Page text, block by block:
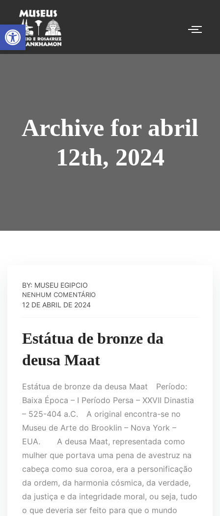
Archive for abril
12th, 2024
BY: MUSEU EGIPCIO
NENHUM COMENTÁRIO
12 DE ABRIL DE 2024
Estátua de bronze da
deusa Maat
Estátua de bronze da deusa Maat⠀ Período:
Baixa Época – I Período Persa – XXVII Dinastia
– 525-404 a.C.⠀ A original encontra-se no
Museu de Arte do Brooklin – Nova York –
EUA.⠀ ⠀ A deusa Maat, representada como
mulher que portava uma pena de avestruz na
cabeça como sua coroa, era a personificação
da ordem, da harmonia cósmica, da verdade,
da justiça e da integridade moral, ou seja, tudo
o que deveria ser feito para que o mundo
Abrir a barra de ferramentas